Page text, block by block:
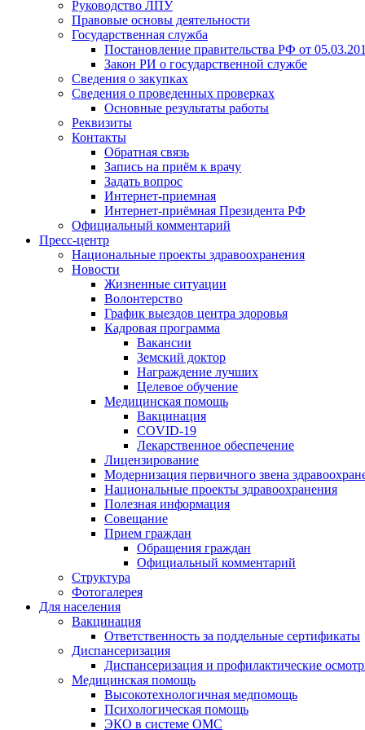
Руководство ЛПУ
Правовые основы деятельности
Государственная служба
Постановление правительства РФ от
Закон РИ о государственной службе
Сведения о закупках
Сведения о проведенных проверках
Основные результаты работы
Реквизиты
Контакты
Обратная связь
Запись на приём к врачу
Задать вопрос
Интернет-приемная
Интернет-приёмная Президента РФ
Официальный комментарий
Пресс-центр
Национальные проекты здравоохранения
Новости
Жизненные ситуации
Волонтерство
График выездов центра здоровья
Кадровая программа
Вакансии
Земский доктор
Награждение лучших
Целевое обучение
Медицинская помощь
Вакцинация
COVID-19
Лекарственное обеспечение
Лицензирование
Модернизация первичного звена
Национальные проекты здравоохранения
Полезная информация
Совещание
Прием граждан
Обращения граждан
Официальный комментарий
Структура
Фотогалерея
Для населения
Вакцинация
Ответственность за поддельные сертификаты
Диспансеризация
Диспансеризация и профилактические
Медицинская помощь
Высокотехнологичная медпомощь
Психологическая помощь
ЭКО в системе ОМС